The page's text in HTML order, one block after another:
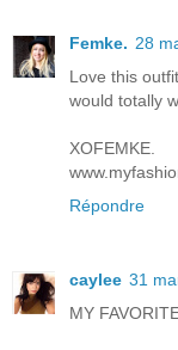
Femke. 28
Love this outfit,
would totally
XOFEMKE.
Répondre
caylee 31
MY